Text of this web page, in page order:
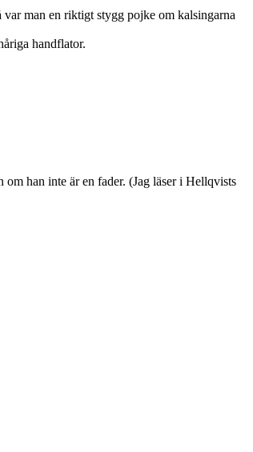
man en riktigt stygg pojke om kalsingarna
handflator.
han inte är en fader. (Jag läser i Hellqvists